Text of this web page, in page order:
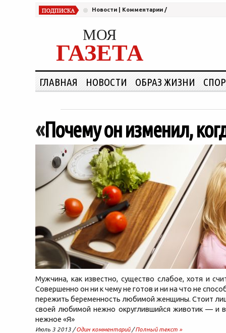
Новости Комментарии /
МОЯ
ГАЗЕТА
ГЛАВНАЯ НОВОСТИ ОБРАЗ ЖИЗНИ
«Почему он изменил,
Мужчина, как известно, существо слабое, хотя и
Совершенно он ни к чему не готов и ни на что не
пережить беременность любимой женщины. Стоит
своей любимой нежно округлившийся животик — и
нежное «Я»
Июль 3 2013 /Один комментарий/Полный текст »